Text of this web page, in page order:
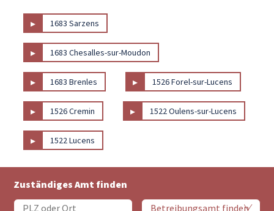
▸ 1683 Sarzens
▸ 1683 Chesalles-sur-Moudon
▸ 1683 Brenles ▸ 1526 Forel-sur-Lucens
▸ 1526 Cremin ▸ 1522 Oulens-sur-Lucens
▸ 1522 Lucens
Zuständiges Amt finden